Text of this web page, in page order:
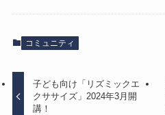
コミュニティ
子ども向け「リズミックエ
クササイズ」2024年3月開
講！